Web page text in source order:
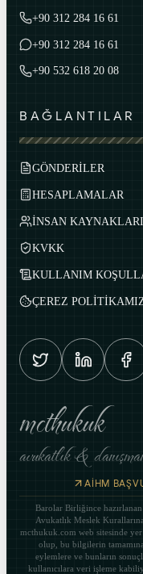
+90 312 284 16 61
+90 312 284 16 61
+90 532 618 20 08
BAĞLANTILAR
GÖNDERİLER
HESAPLAMALAR
İNSAN KAYNAKLARI
KVKK
KULLANIM
ÇEREZ
mcthukuk
avukatlık &
AİHM
Barolar Birliğince
Avukatlık Meslek
mcthukuk.com web sitesinde
olup, bu bilgilerin
eylemlere ve bunların
kullanıcılara veri işleme